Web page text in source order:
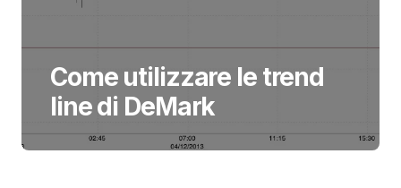
Come utilizzare le trend
line di DeMark